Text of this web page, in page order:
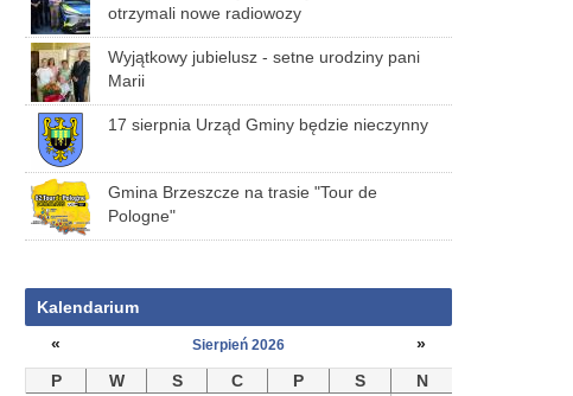
otrzymali nowe radiowozy
Wyjątkowy jubielusz - setne urodziny pani
Marii
17 sierpnia Urząd Gminy będzie nieczynny
Gmina Brzeszcze na trasie "Tour de
Pologne"
Kalendarium
«
Sierpień 2026
»
P
W S C P S
N